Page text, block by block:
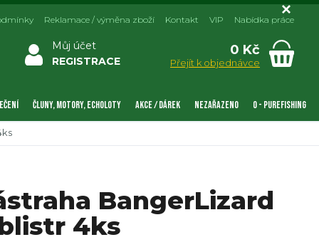
Můj účet
REGISTRACE
0 Kč
Přejít k objednávce
Reklamace / výměna zboží Kontakt VIP Nabídka práce
ČLUNY, MOTORY, ECHOLOTY AKCE / DÁREK NEZAŘAZENO 0 - PUREFISHING
BangerLizard
4ks